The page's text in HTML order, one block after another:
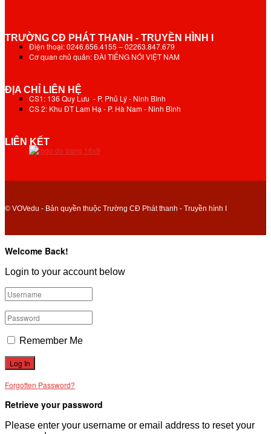
TRƯỜNG CĐ PHÁT THANH - TRUYỀN HÌNH I
Điện thoại: 0246.656.4155 – 02263.847.679
Cơ quan chủ quản: ĐÀI TIẾNG NÓI VIỆT NAM
ĐỊA CHỈ LIÊN HỆ
CS1: 136 Quy Lưu - P. Phủ Lý - Ninh Bình
CS 2: Khu ĐT Lam Hạ - P. Hà Nam - Ninh Bình
LIÊN KẾT
© VOVedu - Bản quyền thuộc Trường CĐ Phát thanh - Truyền hình I
Welcome Back!
Login to your account below
Remember Me
Forgotten Password?
Retrieve your password
Please enter your username or email address to reset your